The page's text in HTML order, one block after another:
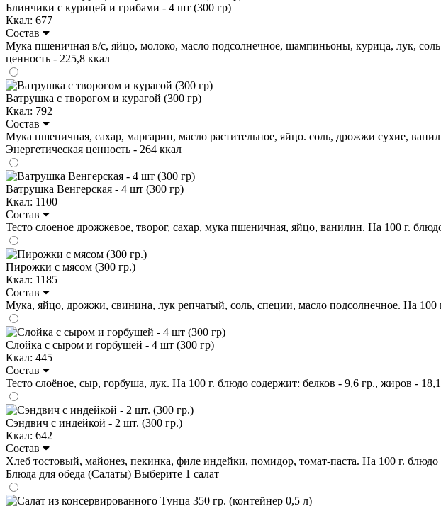
Блинчики с курицей и грибами - 4 шт (300 гр)
Ккал: 677
Состав
Мука пшеничная в/с, яйцо, молоко, масло подсолнечное, шампиньоны, курица, лук,
ценность - 225,8 ккал
Ватрушка с творогом и курагой (300 гр)
Ккал: 792
Состав
Мука пшеничная, сахар, маргарин, масло растительное, яйцо. соль, дрожжи сухие,
Энергетическая ценность - 264 ккал
Ватрушка Венгерская - 4 шт (300 гр)
Ккал: 1100
Состав
Тесто слоеное дрожжевое, творог, сахар, мука пшеничная, яйцо, ванилин. На 100 г.
Пирожки с мясом (300 гр.)
Ккал: 1185
Состав
Мука, яйцо, дрожжи, свинина, лук репчатый, соль, специи, масло подсолнечное. На 100
Слойка с сыром и горбушей - 4 шт (300 гр)
Ккал: 445
Состав
Тесто слоёное, сыр, горбуша, лук. На 100 г. блюдо содержит: белков - 9,6 гр., жиров -
Сэндвич с индейкой - 2 шт. (300 гр.)
Ккал: 642
Состав
Хлеб тостовый, майонез, пекинка, филе индейки, помидор, томат-паста. На 100 г.
Блюда для обеда (Салаты) Выберите 1 салат